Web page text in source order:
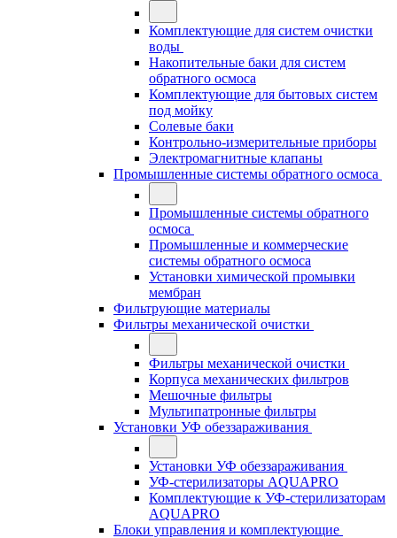
Комплектующие для систем очистки
воды
Накопительные баки для систем
обратного осмоса
Комплектующие для бытовых систем
под мойку
Солевые баки
Контрольно-измерительные приборы
Электромагнитные клапаны
Промышленные системы обратного осмоса
Промышленные системы обратного
осмоса
Промышленные и коммерческие
системы обратного осмоса
Установки химической промывки
мембран
Фильтрующие материалы
Фильтры механической очистки
Фильтры механической очистки
Корпуса механических фильтров
Мешочные фильтры
Мультипатронные фильтры
Установки УФ обеззараживания
Установки УФ обеззараживания
УФ-стерилизаторы AQUAPRO
Комплектующие к УФ-стерилизаторам
AQUAPRO
Блоки управления и комплектующие